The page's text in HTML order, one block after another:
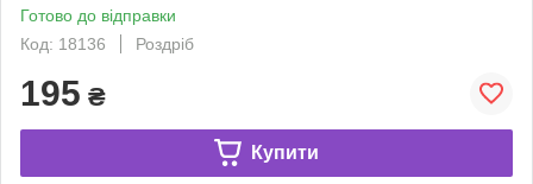
Готово до відправки
Код: 18136
Роздріб
195 ₴
Купити